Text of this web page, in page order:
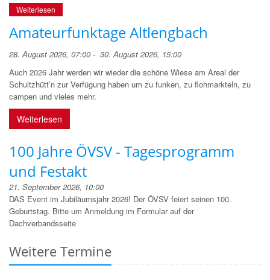
Weiterlesen
Amateurfunktage Altlengbach
28. August 2026, 07:00 - 30. August 2026, 15:00
Auch 2026 Jahr werden wir wieder die schöne Wiese am Areal der
Schultzhütt’n zur Verfügung haben um zu funken, zu flohmarkteln, zu
campen und vieles mehr.
Weiterlesen
100 Jahre ÖVSV - Tagesprogramm
und Festakt
21. September 2026, 10:00
DAS Event im Jubiläumsjahr 2026! Der ÖVSV feiert seinen 100.
Geburtstag. Bitte um Anmeldung im Formular auf der
Dachverbandsseite
Weitere Termine